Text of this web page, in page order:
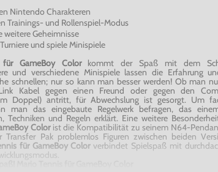
Nintendo Charakteren
Trainings- und Rollenspiel-Modus
weitere Geheimnisse
und spiele Minispiele
GameBoy Color kommt der Spaß mit dem
und verschiedene Minispiele lassen die Erfahrung
schnellen; nur so kann man besser werden! Ob man
Kabel gegen einen Freund oder gegen den
Doppel) antritt, für Abwechslung ist gesorgt. Um
man das eingebaute Regelwerk befragen, das
Techniken und Regeln erklärt. Eine weitere
Color ist die Kompatibilität zu seinem N64-
Transfer Pak problemlos Figuren zwischen beiden
für GameBoy Colorverbindet Spielspaß mit